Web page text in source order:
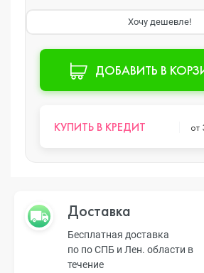
Хочу дешевле!
ДОБАВИТЬ В
КУПИТЬ В КРЕДИТ от
Доставка
Бесплатная доставка
по по СПБ и Лен. области в
течение